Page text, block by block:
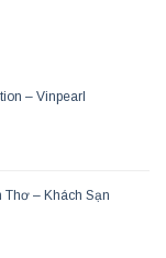
– Vinpearl
– Khách Sạn